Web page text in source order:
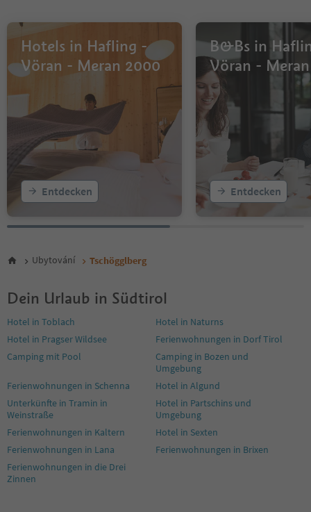
Hotels in Hafling -
Vöran - Meran 2000
Entdecken
B&Bs in
Vöran -
Entdecken
Ubytování Tschögglberg
Dein Urlaub in Südtirol
Hotel in Toblach
Hotel in Naturns
Hotel in Pragser Wildsee
Ferienwohnungen in Dorf Tirol
Camping mit Pool
Camping in Bozen und
Umgebung
Ferienwohnungen in Schenna
Hotel in Algund
Unterkünfte in Tramin in
Weinstraße
Hotel in Partschins und
Umgebung
Ferienwohnungen in Kaltern
Hotel in Sexten
Ferienwohnungen in Lana
Ferienwohnungen in Brixen
Ferienwohnungen in die Drei
Zinnen